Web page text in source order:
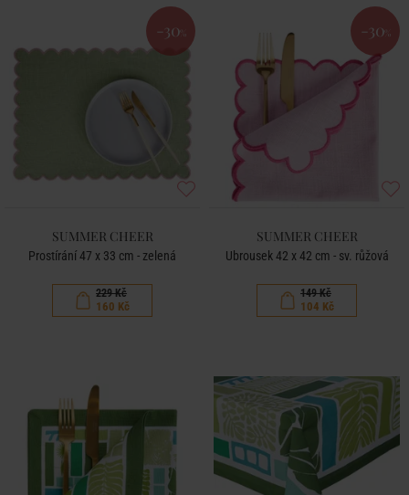
-30 %
SUMMER CHEER
Prostírání 47 x 33 cm - zelená
229 Kč
160 Kč
-30 %
SUMMER CHEER
Ubrousek 42 x 42 cm - sv. růžová
149 Kč
104 Kč